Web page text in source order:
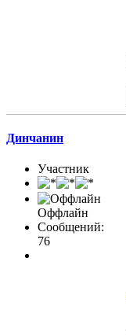
Динчанин
Участник
Оффлайн
Сообщений:
76